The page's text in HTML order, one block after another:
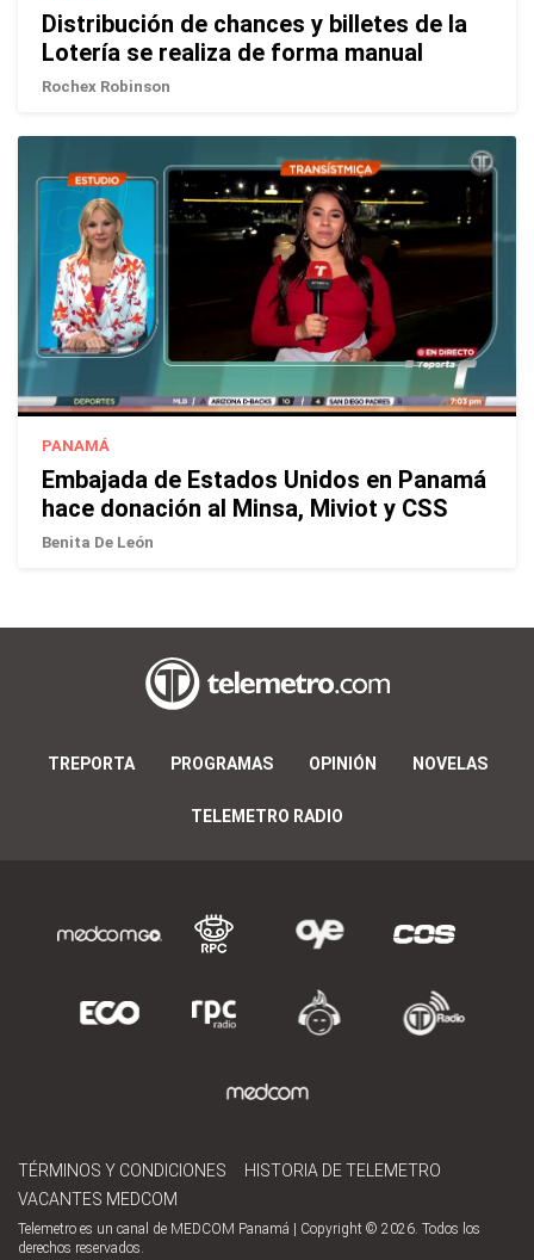
Distribución de chances y billetes de la
Lotería se realiza de forma manual
Rochex Robinson
PANAMÁ
Embajada de Estados Unidos en Panamá
hace donación al Minsa, Miviot y CSS
Benita De León
TREPORTA PROGRAMAS OPINIÓN NOVELAS
TELEMETRO RADIO
TÉRMINOS Y CONDICIONES
HISTORIA DE TELEMETRO
VACANTES MEDCOM
Telemetro es un canal de MEDCOM Panamá | Copyright © 2026. Todos los
derechos reservados.